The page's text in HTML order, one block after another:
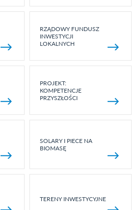
RZĄDOWY FUNDUSZ
INWESTYCJI
LOKALNYCH
PROJEKT:
KOMPETENCJE
PRZYSZŁOŚCI
SOLARY I PIECE NA
BIOMASĘ
TERENY INWESTYCYJNE